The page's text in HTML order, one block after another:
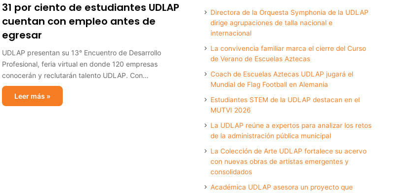
31 por ciento de estudiantes UDLAP
cuentan con empleo antes de
egresar
UDLAP presentan su 13° Encuentro de Desarrollo
Profesional, feria virtual en donde 120 empresas
conocerán y reclutarán talento UDLAP. Con…
Leer más »
Directora de la Orquesta Symphonia de la UDLAP
dirige agrupaciones de talla nacional e
internacional
La convivencia familiar marca el cierre del Curso
de Verano de Escuelas Aztecas
Coach de Escuelas Aztecas UDLAP jugará el
Mundial de Flag Football en Alemania
Estudiantes STEM de la UDLAP destacan en el
MUTVI 2026
La UDLAP reúne a expertos para analizar los retos
de la administración pública municipal
La Colección de Arte UDLAP fortalece su acervo
con nuevas obras de artistas emergentes y
consolidados
Académica UDLAP asesora un proyecto que